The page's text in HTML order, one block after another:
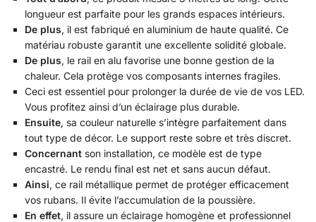
longueur est parfaite pour les grands espaces intérieurs.
De plus, il est fabriqué en aluminium de haute qualité. Ce
matériau robuste garantit une excellente solidité globale.
De plus, le rail en alu favorise une bonne gestion de la
chaleur. Cela protège vos composants internes fragiles.
Ceci est essentiel pour prolonger la durée de vie de vos LED.
Vous profitez ainsi d’un éclairage plus durable.
Ensuite, sa couleur naturelle s’intègre parfaitement dans
tout type de décor. Le support reste sobre et très discret.
Concernant son installation, ce modèle est de type
encastré. Le rendu final est net et sans aucun défaut.
Ainsi, ce rail métallique permet de protéger efficacement
vos rubans. Il évite l’accumulation de la poussière.
En effet, il assure un éclairage homogène et professionnel